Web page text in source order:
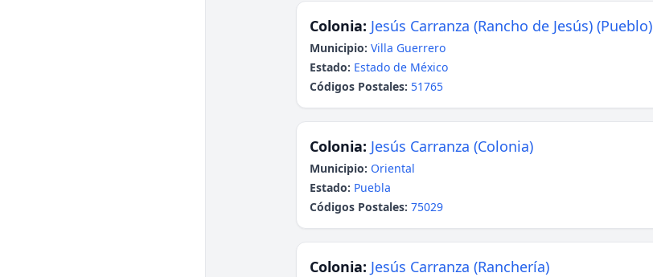
Colonia: Jesús Carranza (Rancho de Jesús) (Pueblo)
Municipio: Villa Guerrero
Estado: Estado de México
Códigos Postales: 51765
Colonia: Jesús Carranza (Colonia)
Municipio: Oriental
Estado: Puebla
Códigos Postales: 75029
Colonia: Jesús Carranza (Ranchería)